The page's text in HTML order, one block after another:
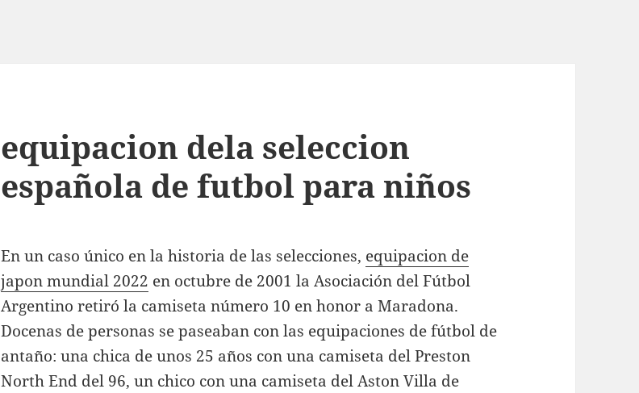
equipacion dela seleccion
española de futbol para niños
En un caso único en la historia de las selecciones, equipacion de
japon mundial 2022 en octubre de 2001 la Asociación del Fútbol
Argentino retiró la camiseta número 10 en honor a Maradona.
Docenas de personas se paseaban con las equipaciones de fútbol de
antaño: una chica de unos 25 años con una camiseta del Preston
North End del 96, un chico con una camiseta del Aston Villa de